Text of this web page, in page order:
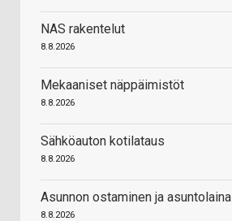
NAS rakentelut
8.8.2026
Mekaaniset näppäimistöt
8.8.2026
Sähköauton kotilataus
8.8.2026
Asunnon ostaminen ja asuntolaina
8.8.2026